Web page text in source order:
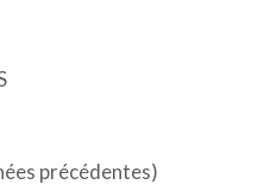
précédentes)